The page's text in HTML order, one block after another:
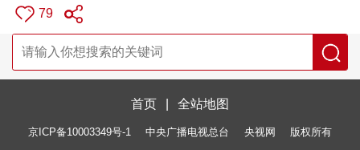
79
首页 全站地图
京ICP备10003349号-1 中央广播电视总台 央视网 版权所有